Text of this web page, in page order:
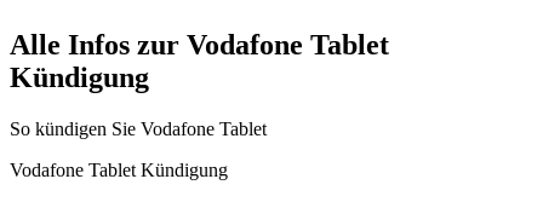
Alle Infos zur Vodafone Tablet
Kündigung
So kündigen Sie Vodafone Tablet
Vodafone Tablet Kündigung